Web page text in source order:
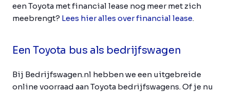
een Toyota met financial lease nog meer met zich
meebrengt? Lees hier alles over financial lease.
Een Toyota bus als bedrijfswagen
Bij Bedrijfswagen.nl hebben we een uitgebreide
online voorraad aan Toyota bedrijfswagens. Of je nu